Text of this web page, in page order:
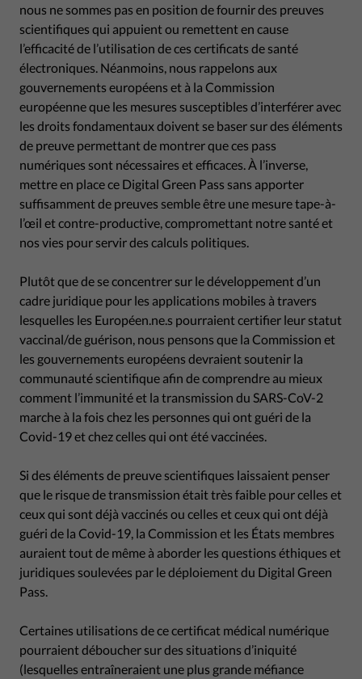
nous ne sommes pas en position de fournir des preuves
scientifiques qui appuient ou remettent en cause
l’efficacité de l’utilisation de ces certificats de santé
électroniques. Néanmoins, nous rappelons aux
gouvernements européens et à la Commission
européenne que les mesures susceptibles d’interférer avec
les droits fondamentaux doivent se baser sur des éléments
de preuve permettant de montrer que ces pass
numériques sont nécessaires et efficaces. À l’inverse,
mettre en place ce Digital Green Pass sans apporter
suffisamment de preuves semble être une mesure tape-à-
l’œil et contre-productive, compromettant notre santé et
nos vies pour servir des calculs politiques.
Plutôt que de se concentrer sur le développement d’un
cadre juridique pour les applications mobiles à travers
lesquelles les Européen.ne.s pourraient certifier leur statut
vaccinal/de guérison, nous pensons que la Commission et
les gouvernements européens devraient soutenir la
communauté scientifique afin de comprendre au mieux
comment l’immunité et la transmission du SARS-CoV-2
marche à la fois chez les personnes qui ont guéri de la
Covid-19 et chez celles qui ont été vaccinées.
Si des éléments de preuve scientifiques laissaient penser
que le risque de transmission était très faible pour celles et
ceux qui sont déjà vaccinés ou celles et ceux qui ont déjà
guéri de la Covid-19, la Commission et les États membres
auraient tout de même à aborder les questions éthiques et
juridiques soulevées par le déploiement du Digital Green
Pass.
Certaines utilisations de ce certificat médical numérique
pourraient déboucher sur des situations d’iniquité
(lesquelles entraîneraient une plus grande méfiance